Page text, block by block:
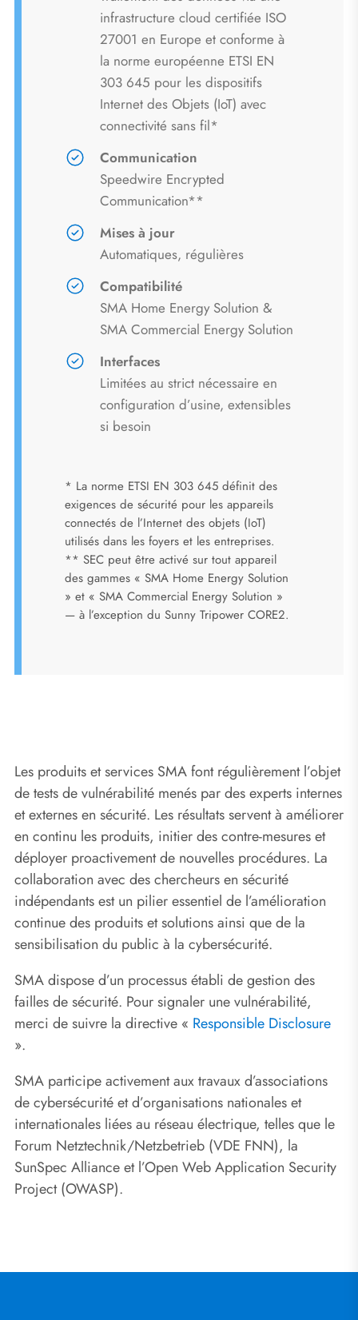
infrastructure cloud certifiée ISO
27001 en Europe et conforme à
la norme européenne ETSI EN
303 645 pour les dispositifs
Internet des Objets (IoT) avec
connectivité sans fil*
Communication
Speedwire Encrypted
Communication**
Mises à jour
Automatiques, régulières
Compatibilité
SMA Home Energy Solution &
SMA Commercial Energy Solution
Interfaces
Limitées au strict nécessaire en
configuration d’usine, extensibles
si besoin
* La norme ETSI EN 303 645 définit des
exigences de sécurité pour les appareils
connectés de l’Internet des objets (IoT)
utilisés dans les foyers et les entreprises.
** SEC peut être activé sur tout appareil
des gammes « SMA Home Energy Solution
» et « SMA Commercial Energy Solution »
— à l’exception du Sunny Tripower CORE2.
Les produits et services SMA font régulièrement l’objet
de tests de vulnérabilité menés par des experts internes
et externes en sécurité. Les résultats servent à améliorer
en continu les produits, initier des contre-mesures et
déployer proactivement de nouvelles procédures. La
collaboration avec des chercheurs en sécurité
indépendants est un pilier essentiel de l’amélioration
continue des produits et solutions ainsi que de la
sensibilisation du public à la cybersécurité.
SMA dispose d’un processus établi de gestion des
failles de sécurité. Pour signaler une vulnérabilité,
merci de suivre la directive « Responsible Disclosure
».
SMA participe activement aux travaux d’associations
de cybersécurité et d’organisations nationales et
internationales liées au réseau électrique, telles que le
Forum Netztechnik/Netzbetrieb (VDE FNN), la
SunSpec Alliance et l’Open Web Application Security
Project (OWASP).